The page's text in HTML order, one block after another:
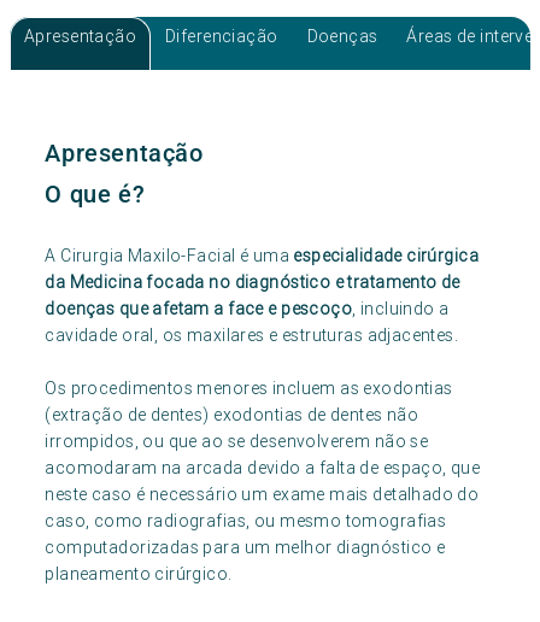
Apresentação Diferenciação Doenças Áreas de
Apresentação
O que é?
A Cirurgia Maxilo-Facial é uma especialidade cirúrgica
da Medicina focada no diagnóstico e tratamento de
doenças que afetam a face e pescoço, incluindo a
cavidade oral, os maxilares e estruturas adjacentes.
Os procedimentos menores incluem as exodontias
(extração de dentes) exodontias de dentes não
irrompidos, ou que ao se desenvolverem não se
acomodaram na arcada devido a falta de espaço, que
neste caso é necessário um exame mais detalhado do
caso, como radiografias, ou mesmo tomografias
computadorizadas para um melhor diagnóstico e
planeamento cirúrgico.